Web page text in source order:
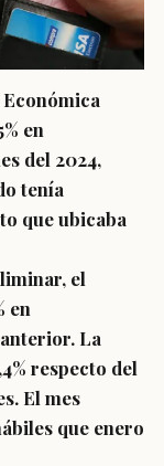
en
del 2024,
tenía
que ubicaba
el
en
La
respecto del
El mes
que enero